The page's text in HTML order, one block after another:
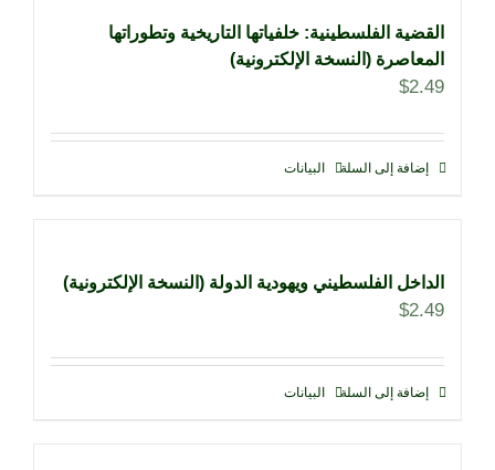
القضية الفلسطينية: خلفياتها التاريخية وتطوراتها
المعاصرة (النسخة الإلكترونية)
$2.49
إضافة إلى السلة البيانات
الداخل الفلسطيني ويهودية الدولة (النسخة الإلكترونية)
$2.49
إضافة إلى السلة البيانات